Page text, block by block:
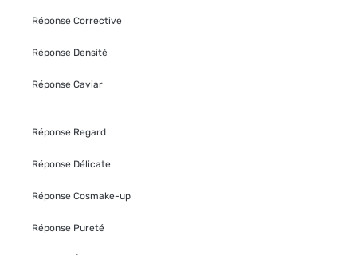
Réponse Corrective
Réponse Densité
Réponse Caviar
Réponse Regard
Réponse Délicate
Réponse Cosmake-up
Réponse Pureté